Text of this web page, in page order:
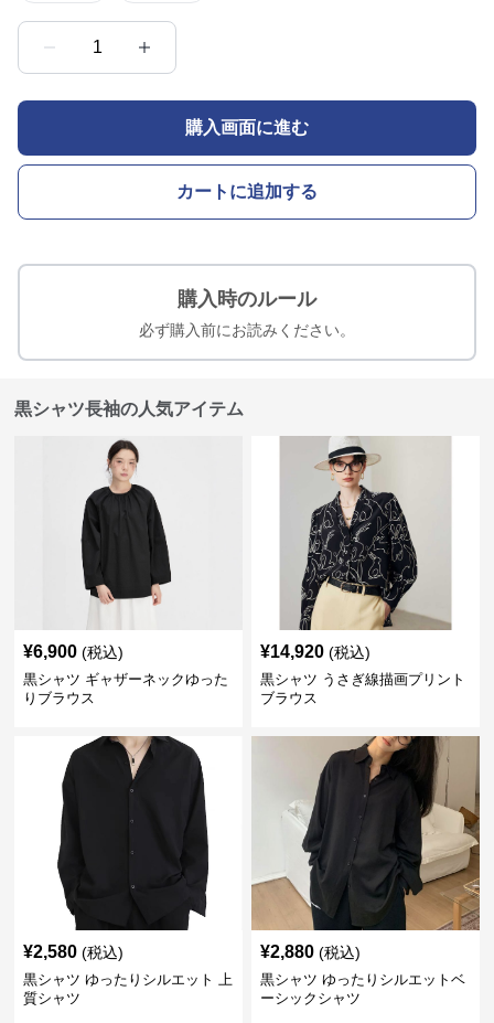
1
購入画面に進む
カートに追加する
購入時のルール
必ず購入前にお読みください。
黒シャツ長袖の人気アイテム
¥6,900 (税込)
黒シャツ ギャザーネックゆった
りブラウス
¥14,920 (税込)
黒シャツ うさぎ線描画プリント
ブラウス
¥2,580 (税込)
黒シャツ ゆったりシルエット 上
質シャツ
¥2,880 (税込)
黒シャツ ゆったりシルエットベ
ーシックシャツ